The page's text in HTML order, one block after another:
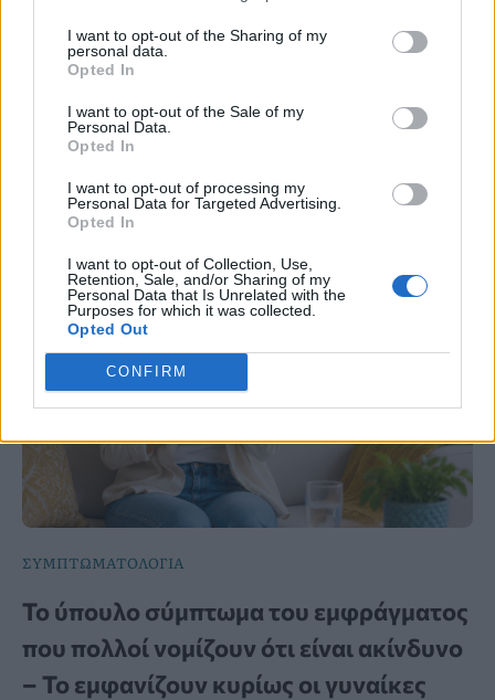
I want to opt-out of the Sharing of my
personal data.
Opted In
I want to opt-out of the Sale of my
Personal Data.
Opted In
I want to opt-out of processing my
Personal Data for Targeted Advertising.
Opted In
I want to opt-out of Collection, Use,
Retention, Sale, and/or Sharing of my
Personal Data that Is Unrelated with the
Purposes for which it was collected.
Opted Out
CONFIRM
Νέα επιστημονική ανακάλυψη εντόπισε την
«αχίλλειο πτέρνα» των καρκινικών κυττάρων της
λευχαιμίας, ανοίγοντας τον δρόμο για την
ανάπτυξη πιο στοχευμένων και αποτελεσματικών
ΣΥΜΠΤΩΜΑΤΟΛΟΓΙΑ
Το ύπουλο σύμπτωμα του εμφράγματος
που πολλοί νομίζουν ότι είναι ακίνδυνο
– Το εμφανίζουν κυρίως οι γυναίκες